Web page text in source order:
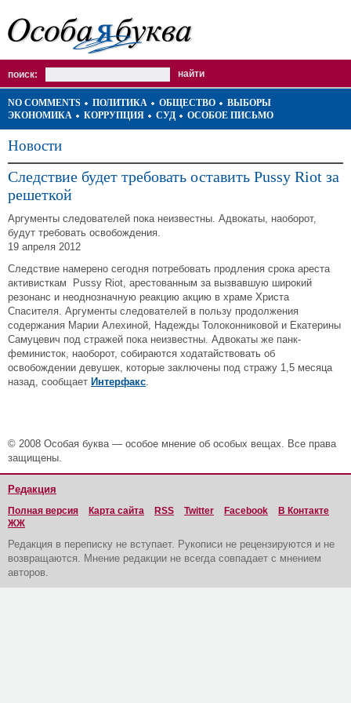
поиск:
NO COMMENTS ПОЛИТИКА ОБЩЕСТВО
ВЫБОРЫ
ЭКОНОМИКА
КОРРУПЦИЯ СУД ОСОБОЕ ПИСЬМО
Новости
Следствие будет требовать оставить Pussy Riot за
решеткой
Аргументы следователей пока неизвестны. Адвокаты, наоборот,
будут требовать освобождения.
19 апреля 2012
Следствие намерено сегодня потребовать продления срока ареста
активисткам Pussy Riot, арестованным за вызвавшую широкий
резонанс и неоднозначную реакцию акцию в храме Христа
Спасителя. Аргументы следователей в пользу продолжения
содержания Марии Алехиной, Надежды Толоконниковой и Екатерины
Самуцевич под стражей пока неизвестны. Адвокаты же панк-
феминисток, наоборот, собираются ходатайствовать об
освобождении девушек, которые заключены под стражу 1,5 месяца
назад, сообщает Интерфакс.
© 2008 Особая буква — особое мнение об особых вещах. Все права
защищены.
Редакция
Полная версия Карта сайта RSS Twitter Facebook
В Контакте
ЖЖ
Редакция в переписку не вступает. Рукописи не рецензируются и не
возвращаются. Мнение редакции не всегда совпадает с мнением
авторов.